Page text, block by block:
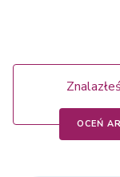
OCEŃ